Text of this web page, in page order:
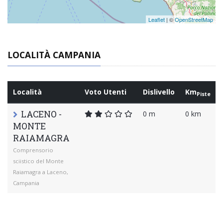
Leaflet | ©OpenStreetMap
LOCALITÀ CAMPANIA
Località Voto Utenti Dislivello KmPiste
LACENO -
MONTE
RAIAMAGRA
Comprensorio
sciistico del Monte
Raiamagra a Laceno,
Campania
0 m 0 km